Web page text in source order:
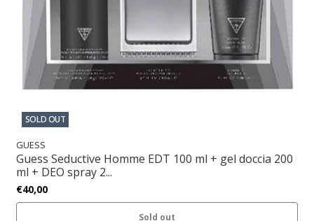
SOLD OUT
GUESS
Guess Seductive Homme EDT 100 ml + gel doccia 200
ml + DEO spray 2...
€40,00
Sold out